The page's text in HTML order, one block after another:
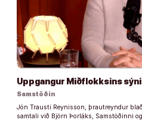
Uppgangur Miðflokksins
Samstöðin
Jón Trausti Reynisson, þrautreyndur
samtali við Björn Þorláks, Samstöðinni